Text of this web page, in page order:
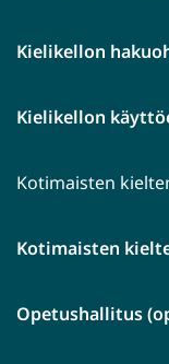
Kielikellon
Kielikellon
Kotimaisten
Kotimaisten
Opetushallitus